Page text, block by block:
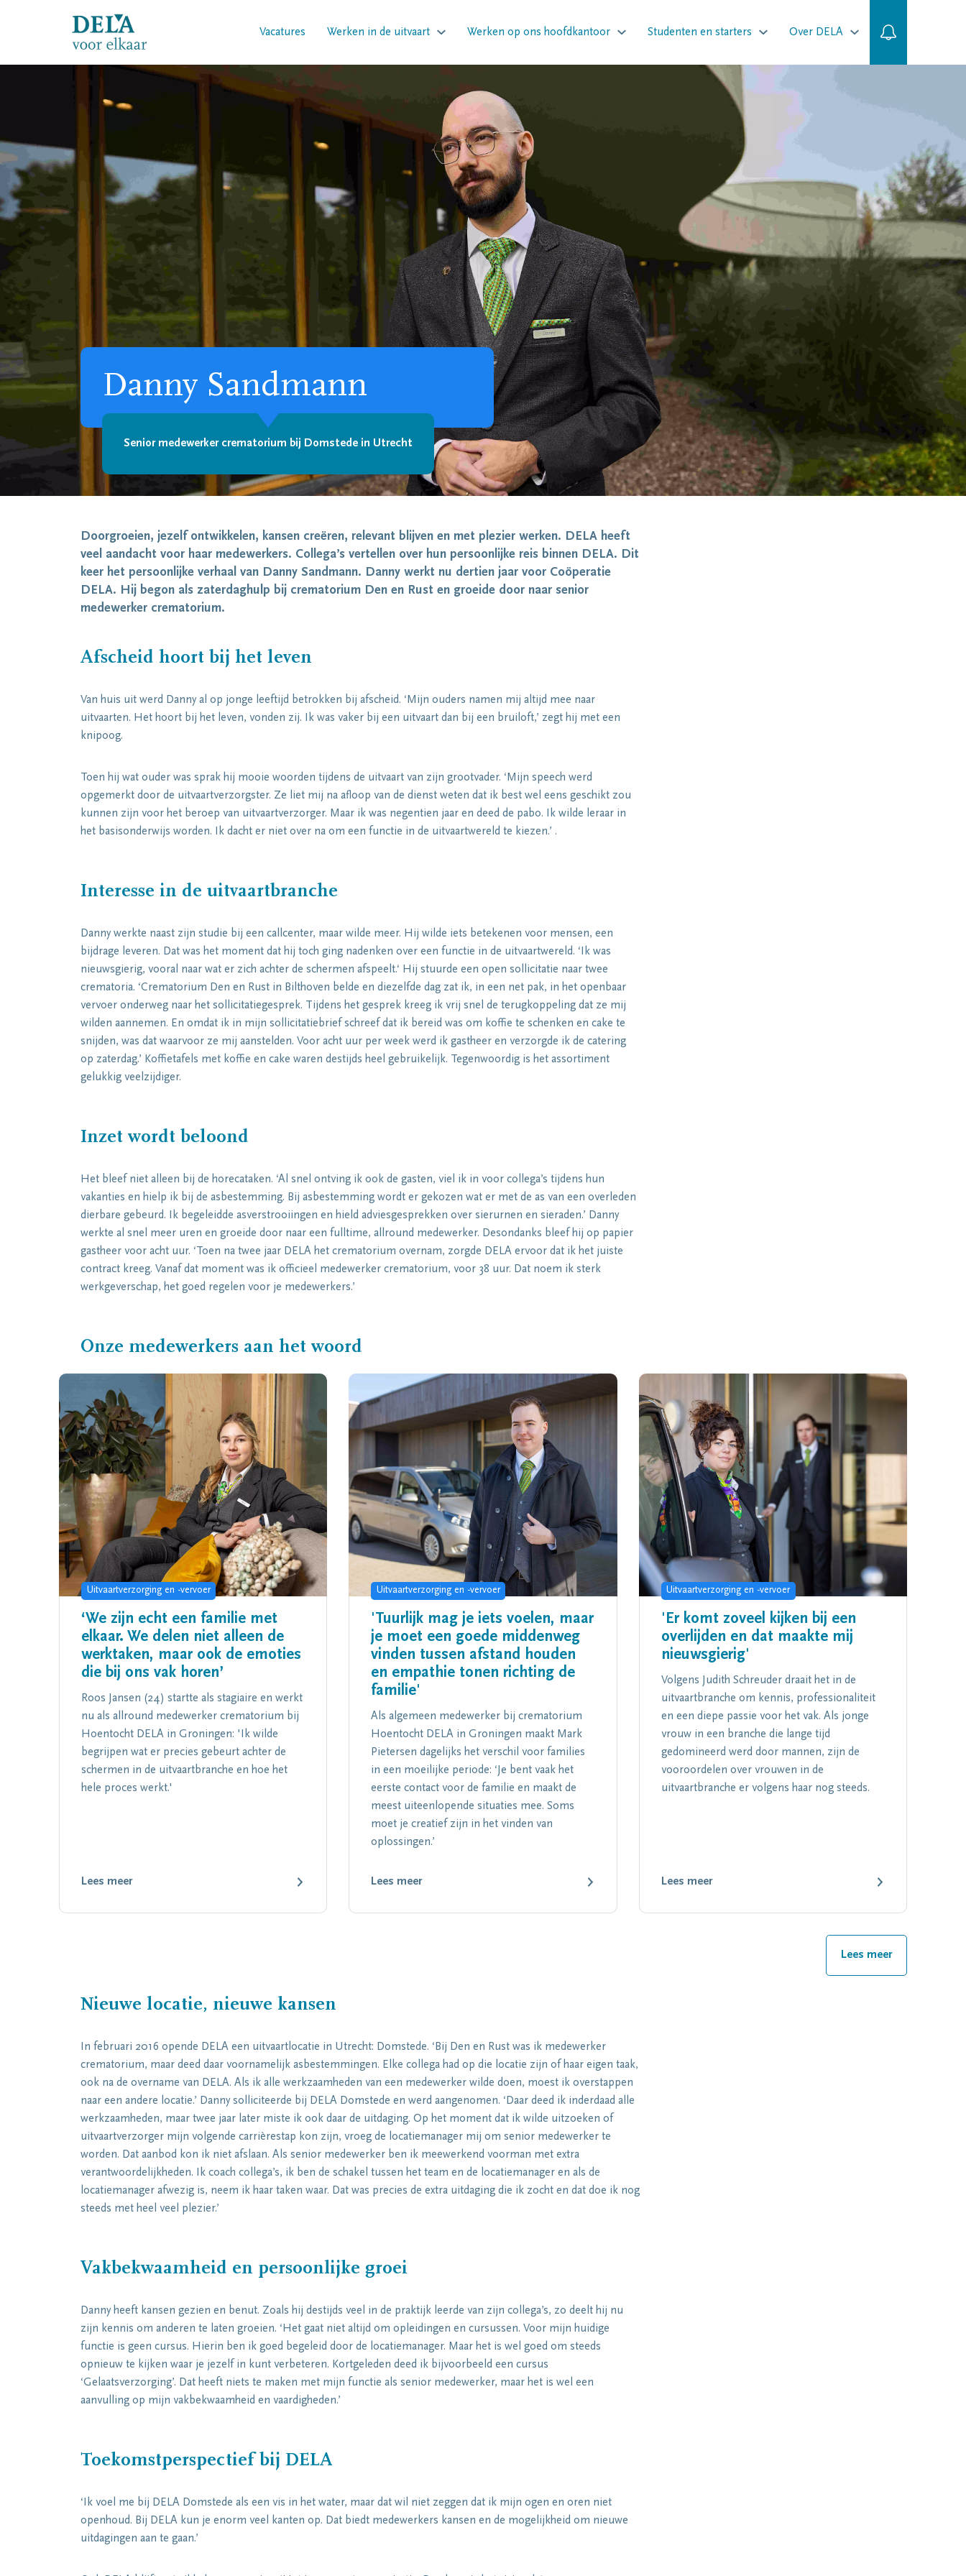
Vacatures Werken in de uitvaart Werken op ons hoofdkantoor Studenten en starters Over DELA
Danny Sandmann
Senior medewerker crematorium bij Domstede in Utrecht
Doorgroeien, jezelf ontwikkelen, kansen creëren, relevant blijven en met plezier werken. DELA heeft
veel aandacht voor haar medewerkers. Collega’s vertellen over hun persoonlijke reis binnen DELA. Dit
keer het persoonlijke verhaal van Danny Sandmann. Danny werkt nu dertien jaar voor Coöperatie
DELA. Hij begon als zaterdaghulp bij crematorium Den en Rust en groeide door naar senior
medewerker crematorium.
Afscheid hoort bij het leven
Van huis uit werd Danny al op jonge leeftijd betrokken bij afscheid. ‘Mijn ouders namen mij altijd mee naar
uitvaarten. Het hoort bij het leven, vonden zij. Ik was vaker bij een uitvaart dan bij een bruiloft,’ zegt hij met een
knipoog.
Toen hij wat ouder was sprak hij mooie woorden tijdens de uitvaart van zijn grootvader. ‘Mijn speech werd
opgemerkt door de uitvaartverzorgster. Ze liet mij na afloop van de dienst weten dat ik best wel eens geschikt zou
kunnen zijn voor het beroep van uitvaartverzorger. Maar ik was negentien jaar en deed de pabo. Ik wilde leraar in
het basisonderwijs worden. Ik dacht er niet over na om een functie in de uitvaartwereld te kiezen.’ .
Interesse in de uitvaartbranche
Danny werkte naast zijn studie bij een callcenter, maar wilde meer. Hij wilde iets betekenen voor mensen, een
bijdrage leveren. Dat was het moment dat hij toch ging nadenken over een functie in de uitvaartwereld. ‘Ik was
nieuwsgierig, vooral naar wat er zich achter de schermen afspeelt.‘ Hij stuurde een open sollicitatie naar twee
crematoria. ‘Crematorium Den en Rust in Bilthoven belde en diezelfde dag zat ik, in een net pak, in het openbaar
vervoer onderweg naar het sollicitatiegesprek. Tijdens het gesprek kreeg ik vrij snel de terugkoppeling dat ze mij
wilden aannemen. En omdat ik in mijn sollicitatiebrief schreef dat ik bereid was om koffie te schenken en cake te
snijden, was dat waarvoor ze mij aanstelden. Voor acht uur per week werd ik gastheer en verzorgde ik de catering
op zaterdag.’ Koffietafels met koffie en cake waren destijds heel gebruikelijk. Tegenwoordig is het assortiment
gelukkig veelzijdiger.
Inzet wordt beloond
Het bleef niet alleen bij de horecataken. ‘Al snel ontving ik ook de gasten, viel ik in voor collega’s tijdens hun
vakanties en hielp ik bij de asbestemming. Bij asbestemming wordt er gekozen wat er met de as van een overleden
dierbare gebeurd. Ik begeleidde asverstrooiingen en hield adviesgesprekken over sierurnen en sieraden.’ Danny
werkte al snel meer uren en groeide door naar een fulltime, allround medewerker. Desondanks bleef hij op papier
gastheer voor acht uur. ‘Toen na twee jaar DELA het crematorium overnam, zorgde DELA ervoor dat ik het juiste
contract kreeg. Vanaf dat moment was ik officieel medewerker crematorium, voor 38 uur. Dat noem ik sterk
werkgeverschap, het goed regelen voor je medewerkers.’
Onze medewerkers aan het woord
Uitvaartverzorging en -vervoer
‘We zijn echt een familie met
elkaar. We delen niet alleen de
werktaken, maar ook de emoties
die bij ons vak horen’
Roos Jansen (24) startte als stagiaire en werkt
nu als allround medewerker crematorium bij
Hoentocht DELA in Groningen: 'Ik wilde
begrijpen wat er precies gebeurt achter de
schermen in de uitvaartbranche en hoe het
hele proces werkt.'
Lees meer
Uitvaartverzorging en -vervoer
'Tuurlijk mag je iets voelen, maar
je moet een goede middenweg
vinden tussen afstand houden
en empathie tonen richting de
familie'
Als algemeen medewerker bij crematorium
Hoentocht DELA in Groningen maakt Mark
Pietersen dagelijks het verschil voor families
in een moeilijke periode: ‘Je bent vaak het
eerste contact voor de familie en maakt de
meest uiteenlopende situaties mee. Soms
moet je creatief zijn in het vinden van
oplossingen.’
Lees meer
Uitvaartverzorging en -vervoer
'Er komt zoveel kijken bij een
overlijden en dat maakte mij
nieuwsgierig'
Volgens Judith Schreuder draait het in de
uitvaartbranche om kennis, professionaliteit
en een diepe passie voor het vak. Als jonge
vrouw in een branche die lange tijd
gedomineerd werd door mannen, zijn de
vooroordelen over vrouwen in de
uitvaartbranche er volgens haar nog steeds.
Lees meer
Lees meer
Nieuwe locatie, nieuwe kansen
In februari 2016 opende DELA een uitvaartlocatie in Utrecht: Domstede. ‘Bij Den en Rust was ik medewerker
crematorium, maar deed daar voornamelijk asbestemmingen. Elke collega had op die locatie zijn of haar eigen taak,
ook na de overname van DELA. Als ik alle werkzaamheden van een medewerker wilde doen, moest ik overstappen
naar een andere locatie.’ Danny solliciteerde bij DELA Domstede en werd aangenomen. ‘Daar deed ik inderdaad alle
werkzaamheden, maar twee jaar later miste ik ook daar de uitdaging. Op het moment dat ik wilde uitzoeken of
uitvaartverzorger mijn volgende carrièrestap kon zijn, vroeg de locatiemanager mij om senior medewerker te
worden. Dat aanbod kon ik niet afslaan. Als senior medewerker ben ik meewerkend voorman met extra
verantwoordelijkheden. Ik coach collega’s, ik ben de schakel tussen het team en de locatiemanager en als de
locatiemanager afwezig is, neem ik haar taken waar. Dat was precies de extra uitdaging die ik zocht en dat doe ik nog
steeds met heel veel plezier.’
Vakbekwaamheid en persoonlijke groei
Danny heeft kansen gezien en benut. Zoals hij destijds veel in de praktijk leerde van zijn collega’s, zo deelt hij nu
zijn kennis om anderen te laten groeien. ‘Het gaat niet altijd om opleidingen en cursussen. Voor mijn huidige
functie is geen cursus. Hierin ben ik goed begeleid door de locatiemanager. Maar het is wel goed om steeds
opnieuw te kijken waar je jezelf in kunt verbeteren. Kortgeleden deed ik bijvoorbeeld een cursus
‘Gelaatsverzorging’. Dat heeft niets te maken met mijn functie als senior medewerker, maar het is wel een
aanvulling op mijn vakbekwaamheid en vaardigheden.’
Toekomstperspectief bij DELA
‘Ik voel me bij DELA Domstede als een vis in het water, maar dat wil niet zeggen dat ik mijn ogen en oren niet
openhoud. Bij DELA kun je enorm veel kanten op. Dat biedt medewerkers kansen en de mogelijkheid om nieuwe
uitdagingen aan te gaan.’